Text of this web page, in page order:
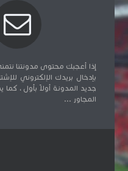
إذا أعجبك محتوى مدونتنا
بإدخال بريدك الإلكتروني
جديد المدونة أولاً بأول ،
المجاور ...